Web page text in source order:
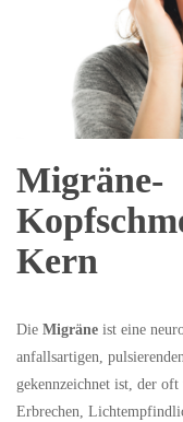
Migräne-
Kern
Die Migräne ist eine
anfallsartigen,
gekennzeichnet ist, der
Erbrechen,